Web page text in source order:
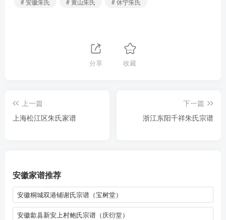
分享 收藏
上一篇
上海松江区朱氏家谱
下一篇
浙江东阳千祥朱氏宗谱
安徽家谱推荐
安徽桐城双港铺谢氏宗谱（宝树堂）
安徽歙县新安上村鲍氏宗谱（庆衍堂）